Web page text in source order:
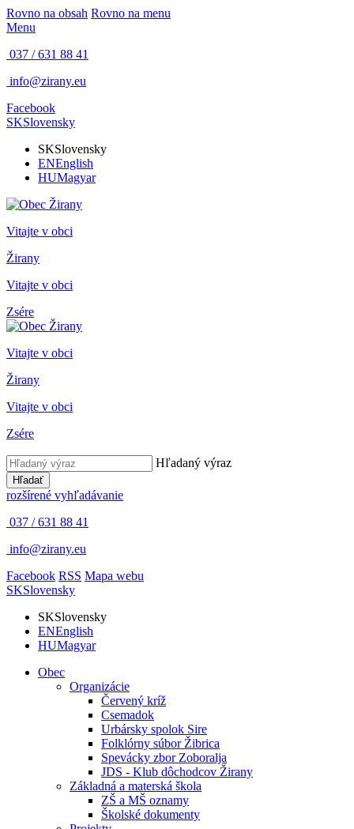
Rovno na obsah Rovno na menu
Menu
037 / 631 88 41
info@zirany.eu
Facebook
SKSlovensky
SKSlovensky
ENEnglish
HUMagyar
Vitajte v obci
Žirany
Vitajte v obci
Zsére
Vitajte v obci
Žirany
Vitajte v obci
Zsére
Hľadaný výraz
Hľadať
rozšírené vyhľadávanie
037 / 631 88 41
info@zirany.eu
Facebook RSS Mapa webu
SKSlovensky
SKSlovensky
ENEnglish
HUMagyar
Obec
Organizácie
Červený kríž
Csemadok
Urbársky spolok Sire
Folklórny súbor Žibrica
Spevácky zbor Zoboralja
JDS - Klub dôchodcov Žirany
Základná a materská škola
ZŠ a MŠ oznamy
Školské dokumenty